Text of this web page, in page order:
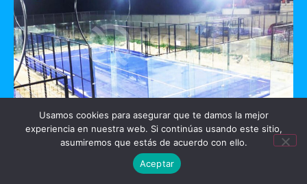
GO PADEL
Usamos cookies para asegurar que te damos la mejor
experiencia en nuestra web. Si continúas usando este sitio,
asumiremos que estás de acuerdo con ello.
Aceptar